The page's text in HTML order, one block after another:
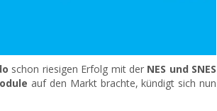
schon riesigen Erfolg mit der NES und SNES
auf den Markt brachte, kündigt sich nun